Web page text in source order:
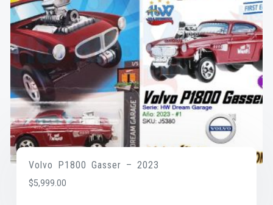
Volvo P1800 Gasser – 2023
$5,999.00